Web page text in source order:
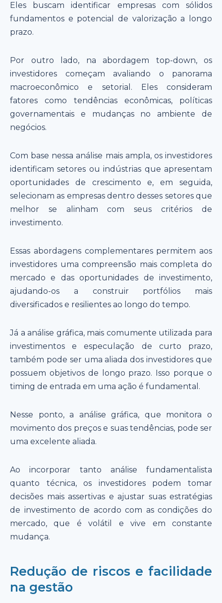
Eles buscam identificar empresas com sólidos
fundamentos e potencial de valorização a longo
prazo.
Por outro lado, na abordagem top-down, os
investidores começam avaliando o panorama
macroeconômico e setorial. Eles consideram
fatores como tendências econômicas, políticas
governamentais e mudanças no ambiente de
negócios.
Com base nessa análise mais ampla, os investidores
identificam setores ou indústrias que apresentam
oportunidades de crescimento e, em seguida,
selecionam as empresas dentro desses setores que
melhor se alinham com seus critérios de
investimento.
Essas abordagens complementares permitem aos
investidores uma compreensão mais completa do
mercado e das oportunidades de investimento,
ajudando-os a construir portfólios mais
diversificados e resilientes ao longo do tempo.
Já a análise gráfica, mais comumente utilizada para
investimentos e especulação de curto prazo,
também pode ser uma aliada dos investidores que
possuem objetivos de longo prazo. Isso porque o
timing de entrada em uma ação é fundamental.
Nesse ponto, a análise gráfica, que monitora o
movimento dos preços e suas tendências, pode ser
uma excelente aliada.
Ao incorporar tanto análise fundamentalista
quanto técnica, os investidores podem tomar
decisões mais assertivas e ajustar suas estratégias
de investimento de acordo com as condições do
mercado, que é volátil e vive em constante
mudança.
Redução de riscos e facilidade
na gestão